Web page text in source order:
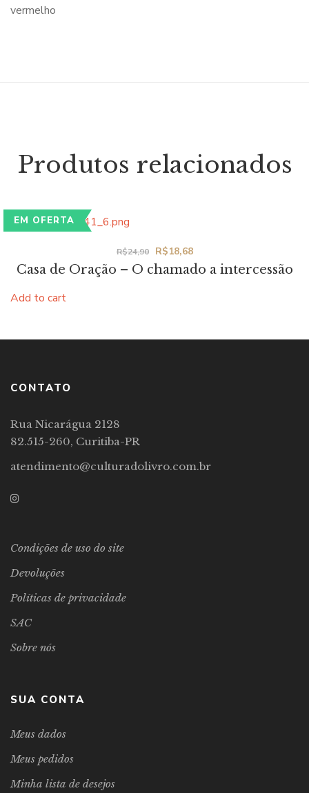
vermelho
Produtos relacionados
EM OFERTA
Casa de Oração – O chamado a intercessão
R$24,90
Original
price
R$18,68Current
price
Add to cart
CONTATO
Rua Nicarágua 2128
82.515-260, Curitiba-PR
atendimento@culturadolivro.com.br
Condições de uso do site
Devoluções
Políticas de privacidade
SAC
Sobre nós
SUA CONTA
Meus dados
Meus pedidos
Minha lista de desejos